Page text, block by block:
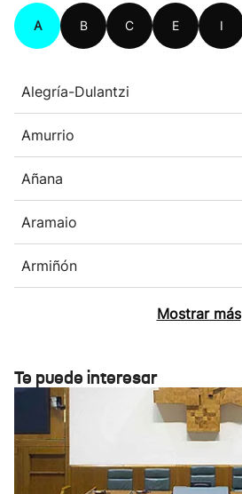
A B C E I
Alegría-Dulantzi
Amurrio
Añana
Aramaio
Armiñón
Mostrar más
Te puede interesar